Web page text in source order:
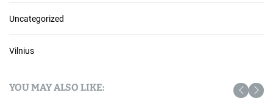
Uncategorized
Vilnius
YOU MAY ALSO LIKE: